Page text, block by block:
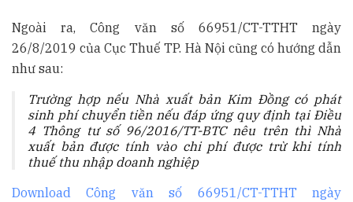
Ngoài ra, Công văn số 66951/CT-TTHT ngày
26/8/2019 của Cục Thuế TP. Hà Nội cũng có hướng dẫn
như sau:
Trường hợp nếu Nhà xuất bản Kim Đồng có phát
sinh phí chuyển tiền nếu đáp ứng quy định tại Điều
4 Thông tư số 96/2016/TT-BTC nêu trên thì Nhà
xuất bản được tính vào chi phí được trừ khi tính
thuế thu nhập doanh nghiệp
Download Công văn số 66951/CT-TTHT ngày